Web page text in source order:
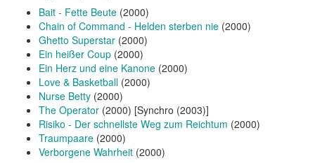
Bait - Fette Beute (2000)
Chain of Command - Helden sterben nie (2000)
Ghetto Superstar (2000)
Ein heißer Coup (2000)
Ein Herz und eine Kanone (2000)
Love & Basketball (2000)
Nurse Betty (2000)
The Operator (2000) [Synchro (2003)]
Risiko - Der schnellste Weg zum Reichtum (2000)
Traumpaare (2000)
Verborgene Wahrheit (2000)